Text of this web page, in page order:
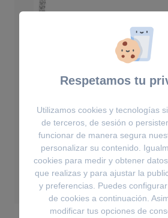
Collares
Collar Matrix
250€
Respetamos tu
Utilizamos cookies y tecnologías
de terceros, de sesión o
funcionar de manera segura
personalizar su contenido.
cookies para medir y obtener
que realizas y para ajustar la
y preferencias. Puedes
de cookies a continuación.
modificar tus opciones de